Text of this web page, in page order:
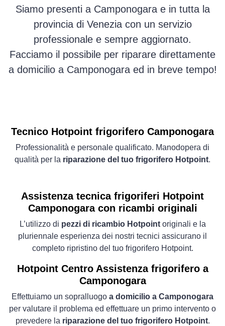
Siamo presenti a Camponogara e in tutta la
provincia di Venezia con un servizio
professionale e sempre aggiornato.
Facciamo il possibile per riparare direttamente
a domicilio a Camponogara ed in breve tempo!
Tecnico Hotpoint frigorifero Camponogara
Professionalità e personale qualificato. Manodopera di
qualità per la riparazione del tuo frigorifero Hotpoint.
Assistenza tecnica frigoriferi Hotpoint
Camponogara con ricambi originali
L’utilizzo di pezzi di ricambio Hotpointoriginali e la
pluriennale esperienza dei nostri tecnici assicurano il
completo ripristino del tuo frigorifero Hotpoint.
Hotpoint Centro Assistenza frigorifero a
Camponogara
Effettuiamo un sopralluogo a domicilio a Camponogara
per valutare il problema ed effettuare un primo intervento o
prevedere la riparazione del tuo frigorifero Hotpoint.